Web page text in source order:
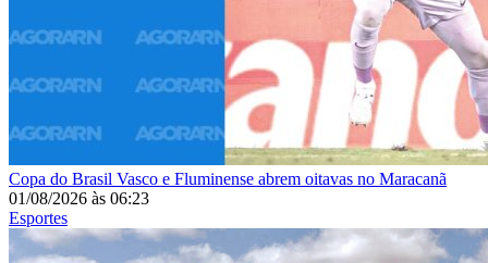
Copa do Brasil Vasco e Fluminense abrem oitavas no Maracanã
01/08/2026 às 06:23
Esportes